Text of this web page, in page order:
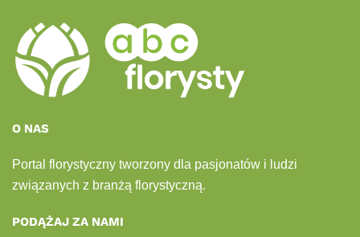
O NAS
Portal florystyczny tworzony dla pasjonatów i ludzi
związanych z branżą florystyczną.
PODĄŻAJ ZA NAMI